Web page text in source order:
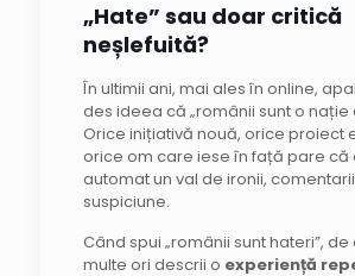
„Hate” sau doar critică
neșlefuită?
În ultimii ani, mai ales în online,
des ideea că „românii sunt o nație
Orice inițiativă nouă, orice proiect
orice om care iese în față pare că
automat un val de ironii,
suspiciune.
Când spui „românii sunt hateri”,
multe ori descrii o experiență